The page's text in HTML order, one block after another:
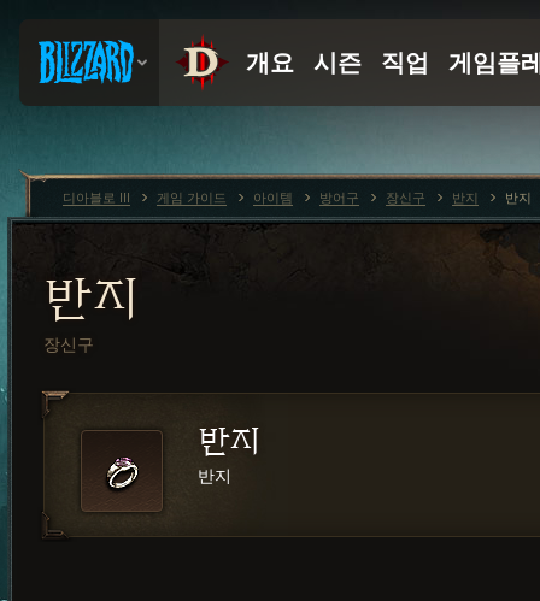
반지
장신구
반지
반지
디아블로 III 게임 가이드 아이템 방어구 장신구 반지 반지